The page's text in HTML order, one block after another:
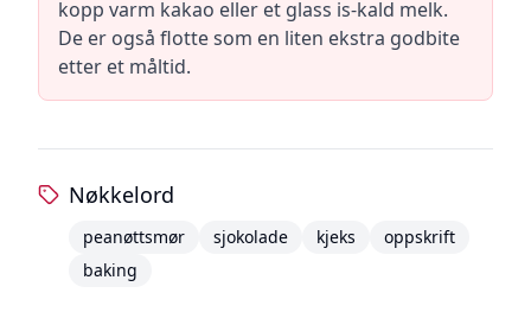
kopp varm kakao eller et glass is-kald melk.
De er også flotte som en liten ekstra godbite
etter et måltid.
Nøkkelord
peanøttsmør sjokolade kjeks
oppskrift
baking